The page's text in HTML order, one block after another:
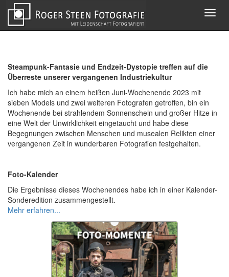
Steampunk-Fantasie und Endzeit-Dystopie treffen auf die
Überreste unserer vergangenen Industriekultur
Ich habe mich an einem heißen Juni-Wochenende 2023 mit
sieben Models und zwei weiteren Fotografen getroffen, bin ein
Wochenende bei strahlendem Sonnenschein und großer Hitze in
eine Welt der Unwirklichkeit eingetaucht und habe diese
Begegnungen zwischen Menschen und musealen Relikten einer
vergangenen Zeit in wunderbaren Fotografien festgehalten.
Foto-Kalender
Die Ergebnisse dieses Wochenendes habe ich in einer Kalender-
Sonderedition zusammengestellt.
Mehr erfahren...